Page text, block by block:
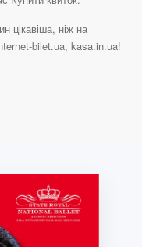
цікавіша, ніж на
bilet.ua, kasa.in.ua!